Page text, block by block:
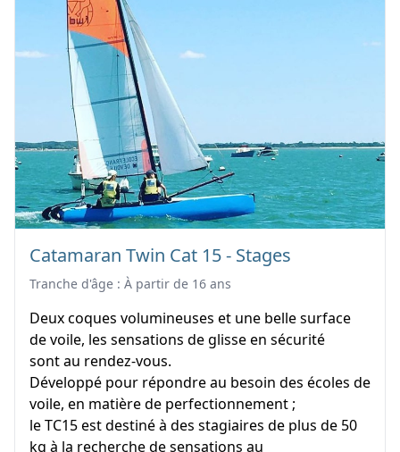
Catamaran Twin Cat 15 - Stages
Tranche d'âge : À partir de 16 ans
Deux coques volumineuses et une belle surface
de voile, les sensations de glisse en sécurité
sont au rendez-vous.
Développé pour répondre au besoin des écoles de
voile, en matière de perfectionnement ;
le TC15 est destiné à des stagiaires de plus de 50
kg à la recherche de sensations au